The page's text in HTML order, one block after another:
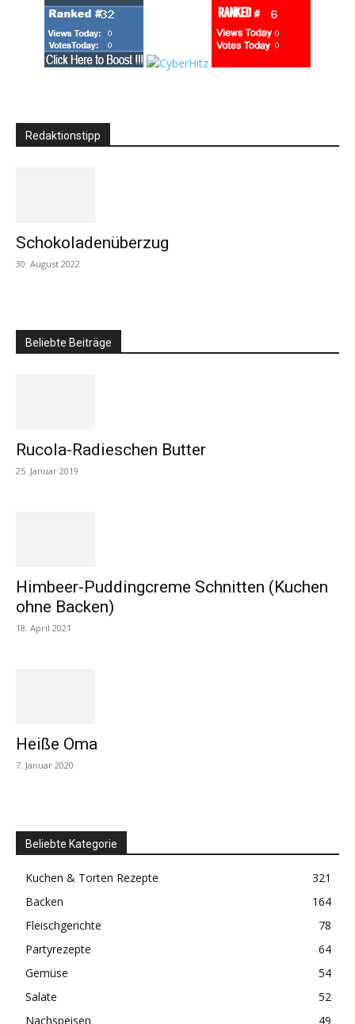
Redaktionstipp
Schokoladenüberzug
30. August 2022
Beliebte Beiträge
Rucola-Radieschen Butter
25. Januar 2019
Himbeer-Puddingcreme Schnitten (Kuchen
ohne Backen)
18. April 2021
Heiße Oma
7. Januar 2020
Beliebte Kategorie
Kuchen & Torten Rezepte
321
Backen
164
Fleischgerichte
78
Partyrezepte
64
Gemüse
54
Salate
52
Nachspeisen
49